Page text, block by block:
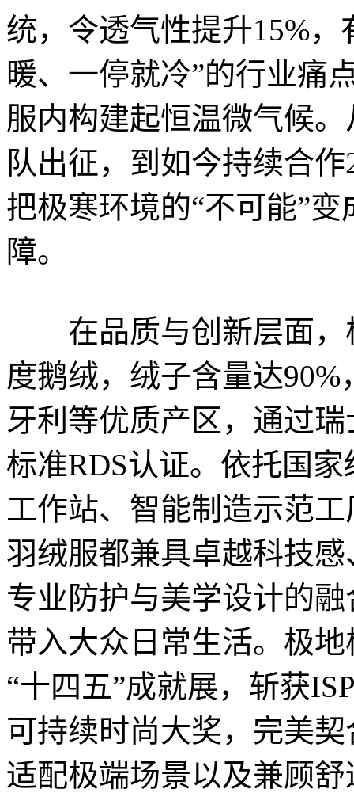
统，令透气性提升15%
暖、一停就冷”的行业痛
服内构建起恒温微气候
队出征，到如今持续合
把极寒环境的“不可能”
障。
在品质与创新层面，
度鹅绒，绒子含量达
牙利等优质产区，通过
标准RDS认证。依托国
工作站、智能制造示范
羽绒服都兼具卓越科技
专业防护与美学设计的
带入大众日常生活。极
“十四五”成就展，斩获
可持续时尚大奖，完美
适配极端场景以及兼顾